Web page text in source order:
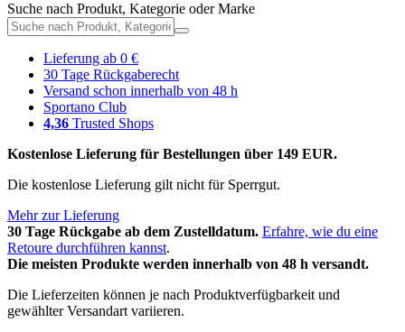
Suche nach Produkt, Kategorie oder Marke
Lieferung ab 0 €
30 Tage Rückgaberecht
Versand schon innerhalb von 48 h
Sportano Club
4,36 Trusted Shops
Kostenlose Lieferung für Bestellungen über 149 EUR.
Die kostenlose Lieferung gilt nicht für Sperrgut.
Mehr zur Lieferung
30 Tage Rückgabe ab dem Zustelldatum. Erfahre, wie du eine
Retoure durchführen kannst.
Die meisten Produkte werden innerhalb von 48 h versandt.
Die Lieferzeiten können je nach Produktverfügbarkeit und
gewählter Versandart variieren.